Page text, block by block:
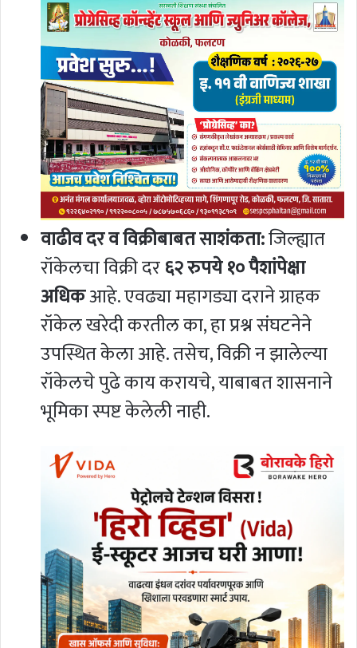
वाढीव दर व विक्रीबाबत साशंकता:जिल्ह्यात
रॉकेलचा विक्री दर६२ रुपये १० पैशांपेक्षा
अधिकआहे. एवढ्या महागड्या दराने ग्राहक
रॉकेल खरेदी करतील का, हा प्रश्न संघटनेने
उपस्थित केला आहे. तसेच, विक्री न झालेल्या
रॉकेलचे पुढे काय करायचे, याबाबत शासनाने
भूमिका स्पष्ट केलेली नाही.